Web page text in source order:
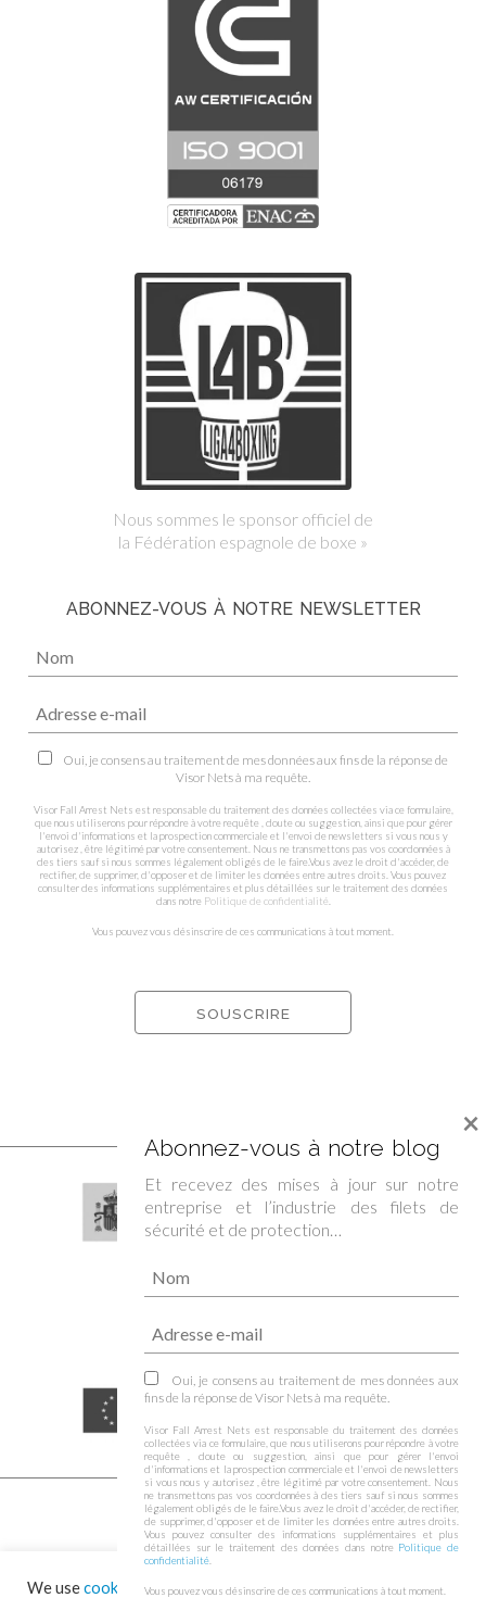
Nous sommes le sponsor officiel de
la Fédération espagnole de boxe »
ABONNEZ-VOUS À NOTRE NEWSLETTER
Oui, je consens au traitement de mes données aux fins de la réponse de
Visor Nets à ma requête.
Visor Fall Arrest Nets est responsable du traitement des données collectées via ce formulaire,
que nous utiliserons pour répondre à votre requête , doute ou suggestion, ainsi que pour gérer
l'envoi d'informations et la prospection commerciale et l'envoi de newsletters si vous nous y
autorisez , être légitimé par votre consentement. Nous ne transmettons pas vos coordonnées à
des tiers sauf si nous sommes légalement obligés de le faire.Vous avez le droit d'accéder, de
rectifier, de supprimer, d'opposer et de limiter les données entre autres droits. Vous pouvez
consulter des informations supplémentaires et plus détaillées sur le traitement des données
dans notre Politique de confidentialité
Vous pouvez vous désinscrire de ces communications à tout moment.
© 2026 Filets de sécurité – Filets de protection – Visornets – Visor Fall Arrest
We usecookies on our website to give you the most relevant
Abonnez-vous à notre blog
Et recevez des mises à jour sur notre
entreprise et l’industrie des filets de
sécurité et de protection…
Oui, je consens au traitement de mes données aux
fins de la réponse de Visor Nets à ma requête.
Visor Fall Arrest Nets est responsable du traitement des données
collectées via ce formulaire, que nous utiliserons pour répondre à votre
requête , doute ou suggestion, ainsi que pour gérer l'envoi
d'informations et la prospection commerciale et l'envoi de newsletters
si vous nous y autorisez , être légitimé par votre consentement. Nous
ne transmettons pas vos coordonnées à des tiers sauf si nous sommes
légalement obligés de le faire.Vous avez le droit d'accéder, de rectifier,
de supprimer, d'opposer et de limiter les données entre autres droits.
Vous pouvez consulter des informations supplémentaires et plus
détaillées sur le traitement des données dans notre Politique de
confidentialité
Vous pouvez vous désinscrire de ces communications à tout moment.
×